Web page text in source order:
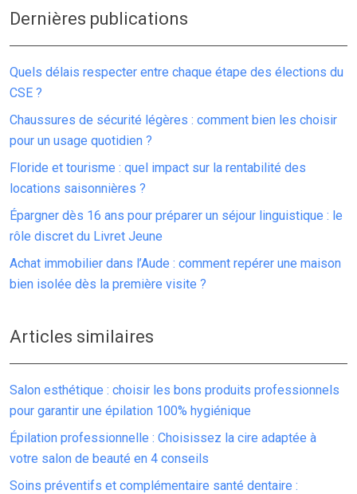
Dernières publications
Quels délais respecter entre chaque étape des élections du
CSE ?
Chaussures de sécurité légères : comment bien les choisir
pour un usage quotidien ?
Floride et tourisme : quel impact sur la rentabilité des
locations saisonnières ?
Épargner dès 16 ans pour préparer un séjour linguistique : le
rôle discret du Livret Jeune
Achat immobilier dans l’Aude : comment repérer une maison
bien isolée dès la première visite ?
Articles similaires
Salon esthétique : choisir les bons produits professionnels
pour garantir une épilation 100% hygiénique
Épilation professionnelle : Choisissez la cire adaptée à
votre salon de beauté en 4 conseils
Soins préventifs et complémentaire santé dentaire :